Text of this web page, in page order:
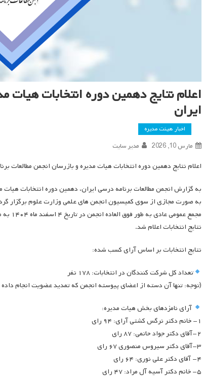
اعلام نتایج دهمین دوره انتخابات هیات
ایران
اخبار هیئت مدیره
مارس 10, 2026 مدیر سایت
اعلام نتایج دهمین دوره انتخابات هیات مدیره و بازرسان انجمن مطالعات
به صورت مجازی از سوی کمیسیون انجمن های علمی وزارت علوم برگزار
مجمع
نتایج انتخابات اعلام شد.
نتایج انتخابات بر اساس آرای کسب شده:
تعداد کل شرکت کنندگان در انتخابات: ۱۷۸ نفر
(توجه: تنها آن دسته از اعضای پیوسته انجمن که تمدید عضویت انجام
آرای نامزدهای بخش هیات مدیره:
۱- خانم دکتر نرگس کشتی آرای: ۹۴ رای
۲-آقای دکتر جواد حاتمی: ۸۷ رای
۳-آقای دکتر سیروس منصوری ۶۷ رای
۴- آقای دکتر علی نوری: ۶۴ رای
۵- خانم دکتر آسیه آل مراد: ۴۷ رای